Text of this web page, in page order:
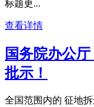
标题更...
查看详情
国务院办公
批示！
全国范围内的 征地